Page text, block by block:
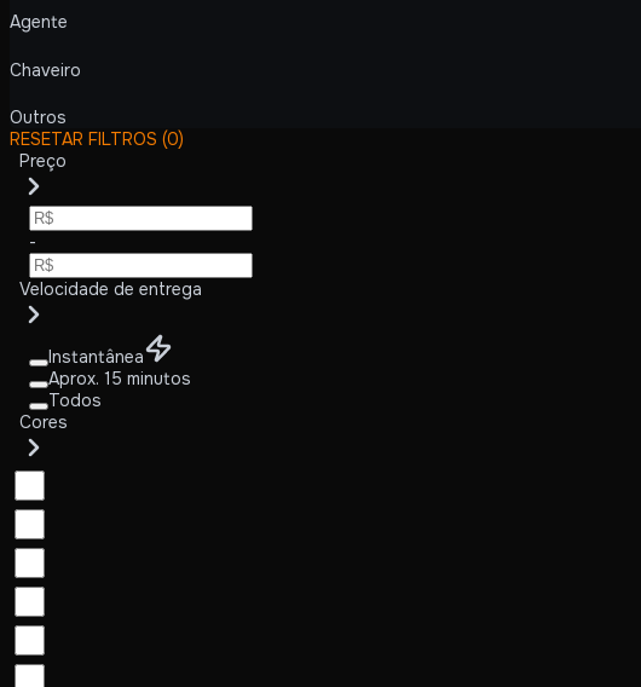
Agente
Chaveiro
Outros
RESETAR FILTROS (0)
Preço
-
Velocidade de entrega
Instantânea
Aprox. 15 minutos
Todos
Cores